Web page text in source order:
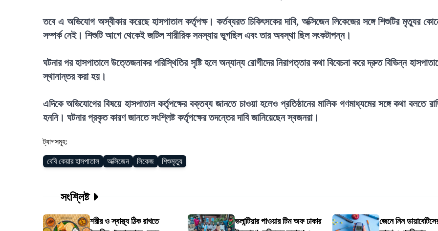
তবে এ অভিযোগ অস্বীকার করেছে হাসপাতাল কর্তৃপক্ষ। কর্তব্যরত চিকিৎসকের দাবি, অক্সিজেন লিকেজের সঙ্গে শিশুটির মৃত্যুর
সম্পর্ক নেই। শিশুটি আগে থেকেই জটিল শারীরিক সমস্যায় ভুগছিল এবং তার অবস্থা ছিল সংকটাপন্ন।
ঘটনার পর হাসপাতালে উত্তেজনাকর পরিস্থিতির সৃষ্টি হলে অন্যান্য রোগীদের নিরাপত্তার কথা বিবেচনা করে দ্রুত বিভিন্ন
স্থানান্তর করা হয়।
এদিকে অভিযোগের বিষয়ে হাসপাতাল কর্তৃপক্ষের বক্তব্য জানতে চাওয়া হলেও প্রতিষ্ঠানের মালিক গণমাধ্যমের সঙ্গে কথা বলতে
হননি। ঘটনার প্রকৃত কারণ জানতে সংশ্লিষ্ট কর্তৃপক্ষের তদন্তের দাবি জানিয়েছেন স্বজনরা।
ট্যাগসমূহ:
বেবি কেয়ার হাসপাতাল অক্সিজেন লিকেজ শিশুমৃত্যু
সংশ্লিষ্ট
শরীর ও স্বাস্থ্য ঠিক রাখতে
ভলান্টিয়ার পাওয়ার টিম অফ ঢাকার
জেনে নিন